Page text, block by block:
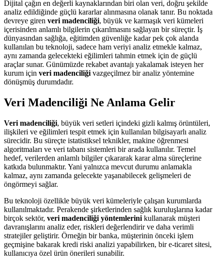
Dijital çağın en değerli kaynaklarından biri olan veri, doğru şekilde
analiz edildiğinde güçlü kararlar alınmasına olanak tanır. Bu noktada
devreye giren veri madenciliği, büyük ve karmaşık veri kümeleri
içerisinden anlamlı bilgilerin çıkarılmasını sağlayan bir süreçtir. İş
dünyasından sağlığa, eğitimden güvenliğe kadar pek çok alanda
kullanılan bu teknoloji, sadece ham veriyi analiz etmekle kalmaz,
aynı zamanda gelecekteki eğilimleri tahmin etmek için de güçlü
araçlar sunar. Günümüzde rekabet avantajı yakalamak isteyen her
kurum için veri madenciliği vazgeçilmez bir analiz yöntemine
dönüşmüş durumdadır.
Veri Madenciliği Ne Anlama Gelir
Veri madenciliği, büyük veri setleri içindeki gizli kalmış örüntüleri,
ilişkileri ve eğilimleri tespit etmek için kullanılan bilgisayarlı analiz
sürecidir. Bu süreçte istatistiksel teknikler, makine öğrenmesi
algoritmaları ve veri tabanı sistemleri bir arada kullanılır. Temel
hedef, verilerden anlamlı bilgiler çıkararak karar alma süreçlerine
katkıda bulunmaktır. Yani yalnızca mevcut durumu anlamakla
kalmaz, aynı zamanda gelecekte yaşanabilecek gelişmeleri de
öngörmeyi sağlar.
Bu teknoloji özellikle büyük veri kümeleriyle çalışan kurumlarda
kullanılmaktadır. Perakende şirketlerinden sağlık kuruluşlarına kadar
birçok sektör, veri madenciliği yöntemlerini kullanarak müşteri
davranışlarını analiz eder, riskleri değerlendirir ve daha verimli
stratejiler geliştirir. Örneğin bir banka, müşterinin önceki işlem
geçmişine bakarak kredi riski analizi yapabilirken, bir e-ticaret sitesi,
kullanıcıya özel ürün önerileri sunabilir.